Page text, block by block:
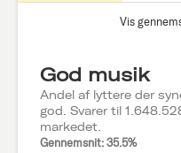
Vis
God musik
Andel af lyttere der
god. Svarer til
markedet.
Gennemsnit: 35.5%